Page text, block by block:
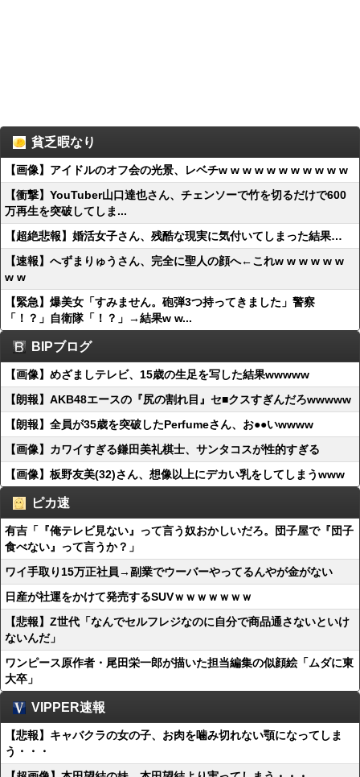
貧乏暇なり
【画像】アイドルのオフ会の光景、レベチw w w w w w w w w w w
【衝撃】YouTuber山口達也さん、チェンソーで竹を切るだけで600
万再生を突破してしま...
【超絶悲報】婚活女子さん、残酷な現実に気付いてしまった結果…
【速報】へずまりゅうさん、完全に聖人の顔へ←これw w w w w w
w w
【緊急】爆美女「すみません。砲弾3つ持ってきました」警察
「！？」自衛隊「！？」→結果w w...
BIPブログ
【画像】めざましテレビ、15歳の生足を写した結果wwwww
【朗報】AKB48エースの『尻の割れ目』セ■クスすぎんだろwwwww
【朗報】全員が35歳を突破したPerfumeさん、お●●いwwww
【画像】カワイすぎる鎌田美礼棋士、サンタコスが性的すぎる
【画像】板野友美(32)さん、想像以上にデカい乳をしてしまうwww
ピカ速
有吉「『俺テレビ見ない』って言う奴おかしいだろ。団子屋で『団子
食べない』って言うか？」
ワイ手取り15万正社員→副業でウーバーやってるんやが金がない
日産が社運をかけて発売するSUVｗｗｗｗｗｗｗ
【悲報】Z世代「なんでセルフレジなのに自分で商品通さないといけ
ないんだ」
ワンピース原作者・尾田栄一郎が描いた担当編集の似顔絵「ムダに東
大卒」
VIPPER速報
【悲報】キャバクラの女の子、お肉を噛み切れない顎になってしま
う・・・